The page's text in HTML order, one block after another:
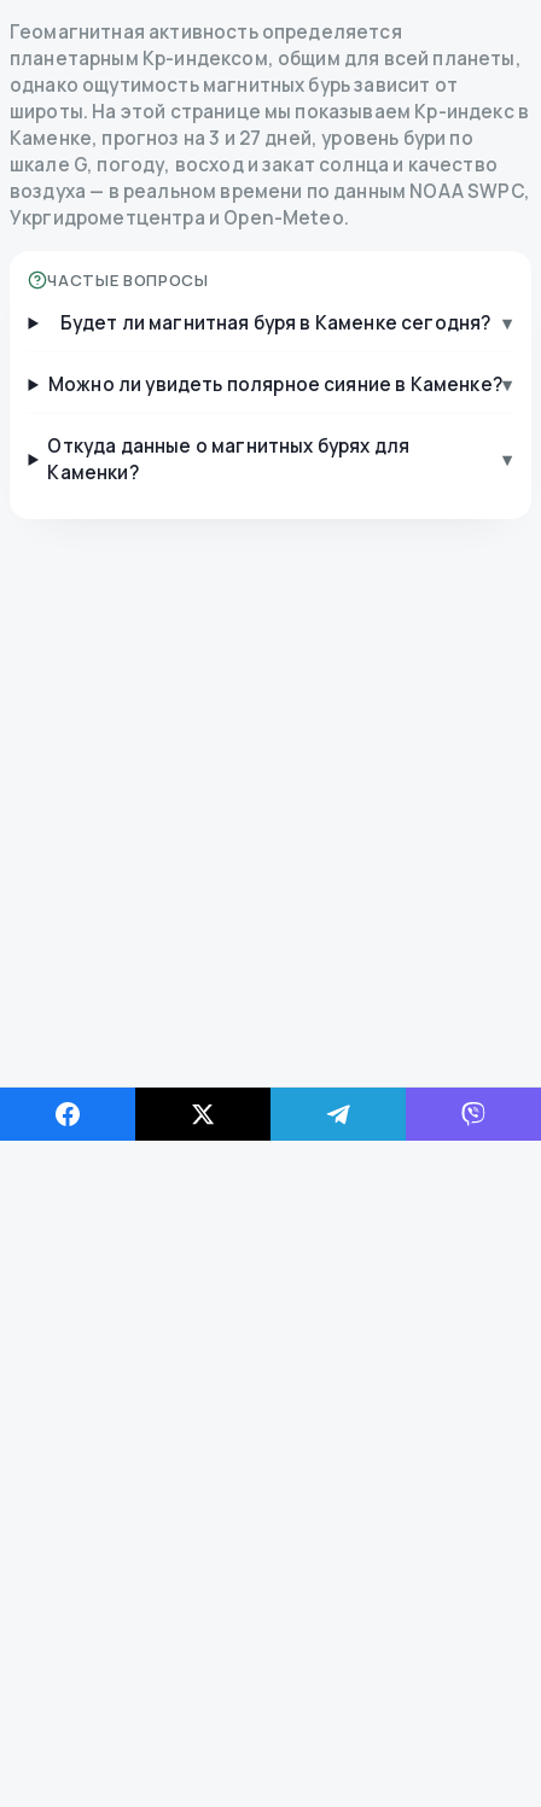
Геомагнитная активность определяется
планетарным Kp-индексом, общим для всей планеты,
однако ощутимость магнитных бурь зависит от
широты. На этой странице мы показываем Kp-индекс в
Каменке, прогноз на 3 и 27 дней, уровень бури по
шкале G, погоду, восход и закат солнца и качество
воздуха — в реальном времени по данным NOAA SWPC,
Укргидрометцентра и Open-Meteo.
ЧАСТЫЕ ВОПРОСЫ
Будет ли магнитная буря в Каменке сегодня? ▾
Можно ли увидеть полярное сияние в Каменке?▾
Откуда данные о магнитных бурях для
Каменки?
▾